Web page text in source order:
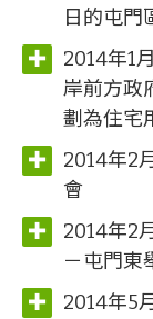
日的屯門
2014年1
岸前方政
劃為住宅
2014年2
會
2014年2
－屯門東
2014年5